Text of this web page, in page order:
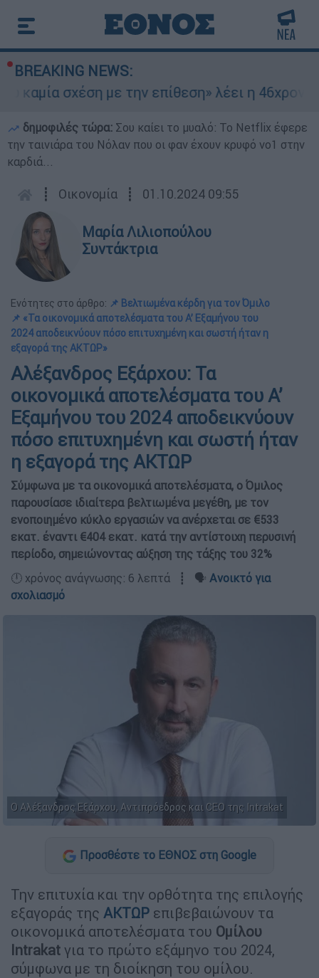
BREAKING NEWS:
σχέση με την επίθεση» λέει η 46χρονη - Τι
δημοφιλές τώρα: Σου καίει το μυαλό: Το Netflix έφερε
την ταινιάρα του Νόλαν που οι φαν έχουν κρυφό νο1 στην
καρδιά...
┋ Οικονομία ┋ 01.10.2024 09:55
Μαρία Λιλιοπούλου
Συντάκτρια
Ενότητες στο άρθρο: 📌 Βελτιωμένα κέρδη για τον Όμιλο
📌 «Τα οικονομικά αποτελέσματα του Α’ Εξαμήνου του
2024 αποδεικνύουν πόσο επιτυχημένη και σωστή ήταν η
εξαγορά της ΑΚΤΩΡ»
Αλέξανδρος Εξάρχου: Τα
οικονομικά αποτελέσματα του Α’
Εξαμήνου του 2024 αποδεικνύουν
πόσο επιτυχημένη και σωστή ήταν
η εξαγορά της ΑΚΤΩΡ
Σύμφωνα με τα οικονομικά αποτελέσματα, ο Όμιλος
παρουσίασε ιδιαίτερα βελτιωμένα μεγέθη, με τον
ενοποιημένο κύκλο εργασιών να ανέρχεται σε €533
εκατ. έναντι €404 εκατ. κατά την αντίστοιχη περυσινή
περίοδο, σημειώνοντας αύξηση της τάξης του 32%
🕛 χρόνος ανάγνωσης: 6 λεπτά ┋ 🗣️ Ανοικτό για
σχολιασμό
Ο Αλέξανδρος Εξάρχου, Αντιπρόεδρος και CEO της Intrakat
Προσθέστε το ΕΘΝΟΣ στη Google
Την επιτυχία και την ορθότητα της επιλογής
εξαγοράς της ΑΚΤΩΡ επιβεβαιώνουν τα
οικονομικά αποτελέσματα του Ομίλου
Intrakat για το πρώτο εξάμηνο του 2024,
σύμφωνα με τη διοίκηση του ομίλου.